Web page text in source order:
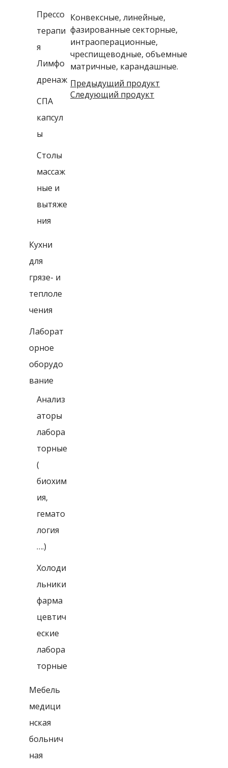
Прессо
терапи
я
Лимфо
дренаж
СПА
капсул
ы
Столы
массаж
ные и
вытяже
ния
Кухни
для
грязе- и
теплоле
чения
Лаборат
орное
оборудо
вание
Анализ
аторы
лабора
торные
(
биохим
ия,
гемато
логия
….)
Холоди
льники
фарма
цевтич
еские
лабора
торные
Мебель
медици
нская
больнич
ная
Конвексные, линейные,
фазированные секторные,
интраоперационные,
чреспищеводные, объемные
матричные, карандашные.
Предыдущий продукт
Следующий продукт